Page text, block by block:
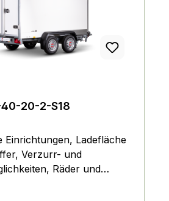
20-2-S18
Einrichtungen, Ladefläche
Verzurr- und
Räder und